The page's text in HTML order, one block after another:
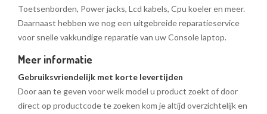
Toetsenborden, Power jacks, Lcd kabels, Cpu koeler en meer.
Daarnaast hebben we nog een uitgebreide reparatieservice
voor snelle vakkundige reparatie van uw Console laptop.
Meer informatie
Gebruiksvriendelijk met korte levertijden
Door aan te geven voor welk model u product zoekt of door
direct op productcode te zoeken kom je altijd overzichtelijk en